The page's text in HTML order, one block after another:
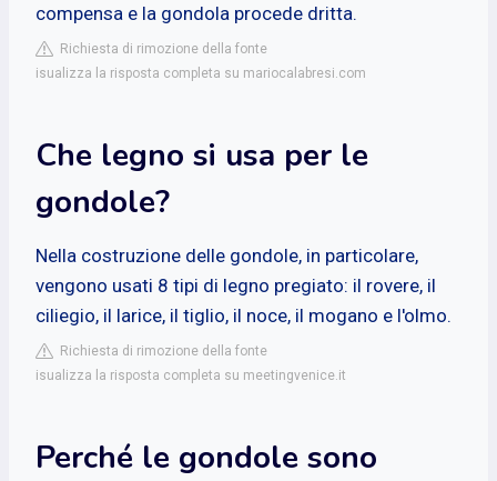
compensa e la gondola procede dritta.
Richiesta di rimozione della fonte
isualizza la risposta completa su mariocalabresi.com
Che legno si usa per le
gondole?
Nella costruzione delle gondole, in particolare,
vengono usati 8 tipi di legno pregiato: il rovere, il
ciliegio, il larice, il tiglio, il noce, il mogano e l'olmo.
Richiesta di rimozione della fonte
isualizza la risposta completa su meetingvenice.it
Perché le gondole sono